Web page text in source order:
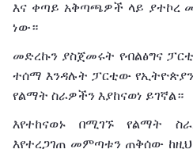
እና ቀጣይ አቅጣጫዎች ላይ ያተኮረ
ነው።
መድረኩን ያስጀመሩት የብልፅግና ፓርቲ
ተሰማ እንዳሉት ፓርቲው የኢትዮጵያን
የልማት ስራዎችን እያከናወነ ይገኛል።
እየተከናወኑ በሚገኙ የልማት
እየተረጋገጠ መምጣቱን ጠቅሰው ከዚህ